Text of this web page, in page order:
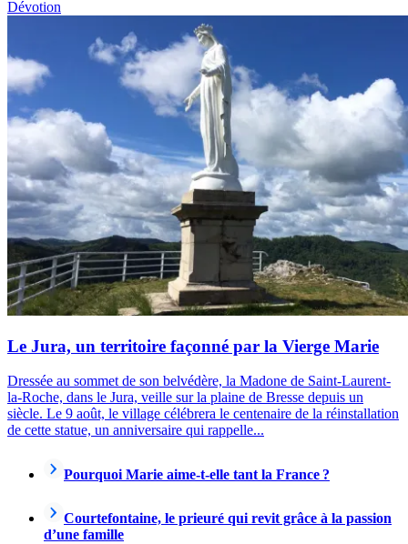
Dévotion
Le Jura, un territoire façonné par la Vierge Marie
Dressée au sommet de son belvédère, la Madone de Saint-Laurent-
la-Roche, dans le Jura, veille sur la plaine de Bresse depuis un
siècle. Le 9 août, le village célébrera le centenaire de la réinstallation
de cette statue, un anniversaire qui rappelle...
Pourquoi Marie aime-t-elle tant la France ?
Courtefontaine, le prieuré qui revit grâce à la passion
d’une famille